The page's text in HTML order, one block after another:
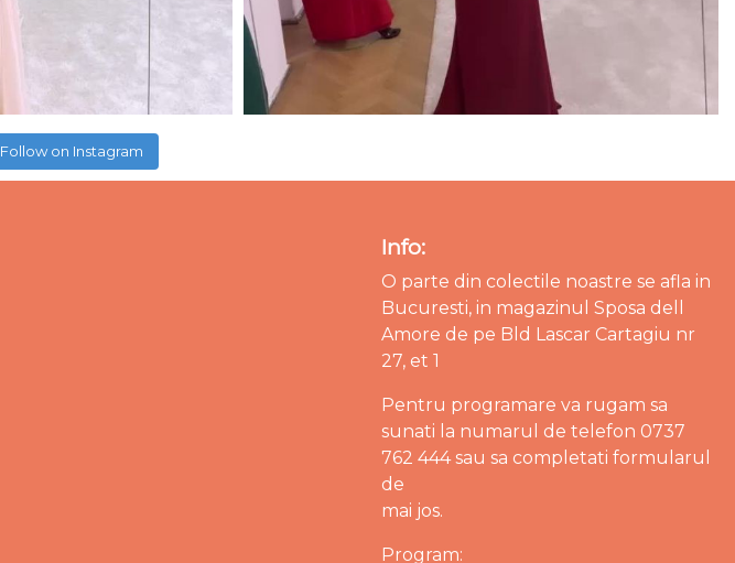
Follow on Instagram
Info:
O parte din colectile noastre se afla in
Bucuresti, in magazinul Sposa dell
Amore de pe Bld Lascar Cartagiu nr
27, et 1
Pentru programare va rugam sa
sunati la numarul de telefon 0737
762 444 sau sa completati formularul
de
mai jos.
Program: